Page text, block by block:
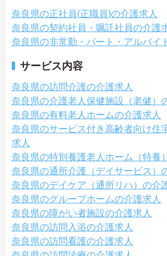
奈良県の正社員(正職員)の介護求人
奈良県の契約社員・嘱託社員の介護
奈良県の非常勤・パート・アルバイ
サービス内容
奈良県の訪問介護の介護求人
奈良県の介護老人保健施設（老健）
奈良県の有料老人ホームの介護求人
奈良県のサービス付き高齢者向け住
求人
奈良県の特別養護老人ホーム（特養
奈良県の通所介護（デイサービス）
奈良県のデイケア（通所リハ）の介
奈良県のグループホームの介護求人
奈良県の障がい者施設の介護求人
奈良県の訪問入浴の介護求人
奈良県の訪問看護の介護求人